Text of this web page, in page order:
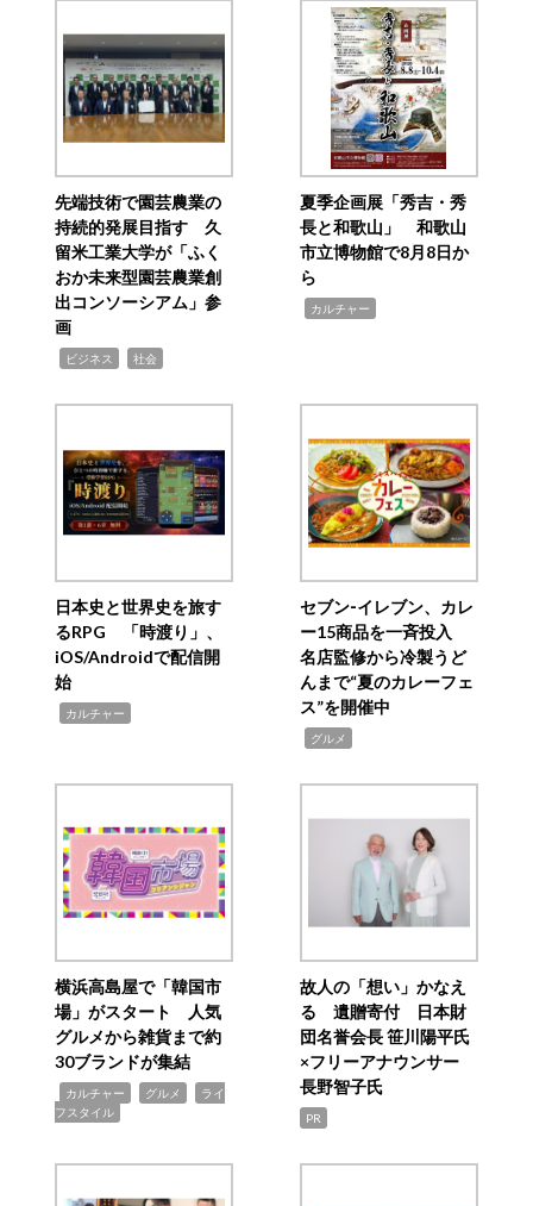
先端技術で園芸農業の
持続的発展目指す 久
留米工業大学が「ふく
おか未来型園芸農業創
出コンソーシアム」参
画
ビジネス 社会
夏季企画展「秀吉・秀
長と和歌山」 和歌山
市立博物館で8月8日か
ら
カルチャー
日本史と世界史を旅す
るRPG 「時渡り」、
iOS/Androidで配信開
始
カルチャー
セブン‐イレブン、カレ
ー15商品を一斉投入
名店監修から冷製うど
んまで“夏のカレーフェ
ス”を開催中
グルメ
横浜高島屋で「韓国市
場」がスタート 人気
グルメから雑貨まで約
30ブランドが集結
カルチャー グルメ
ライ
フスタイル
故人の「想い」かなえ
る 遺贈寄付 日本財
団名誉会長 笹川陽平氏
×フリーアナウンサー
長野智子氏
PR